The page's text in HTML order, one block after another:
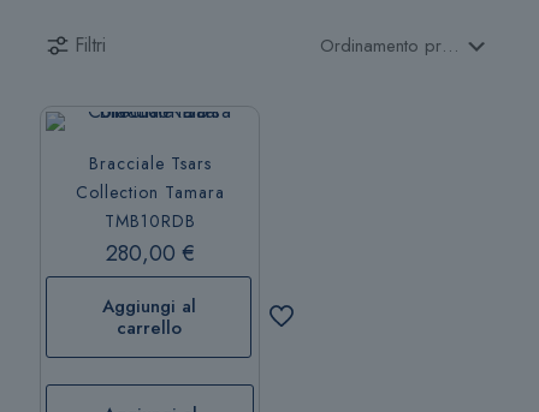
Filtri
Bracciale Tsars
Collection Tamara
TMB10RDB
280,00 €
Aggiungi al
carrello